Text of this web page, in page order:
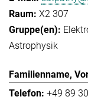
X2 307
Astrophysik
+49 89